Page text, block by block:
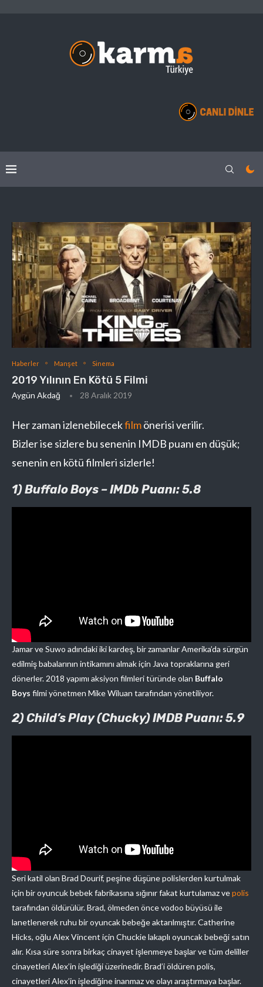
Haberler Manşet Sinema
2019 Yılının En Kötü 5 Filmi
Aygün Akdağ 28 Aralık 2019
Her zaman izlenebilecekfilmönerisi verilir.
Bizler ise sizlere bu senenin IMDB puanı en düşük;
senenin en kötü filmleri sizlerle!
1) Buffalo Boys – IMDb Puanı: 5.8
Jamar ve Suwo adındaki iki kardeş, bir zamanlar Amerika’da sürgün
edilmiş babalarının intikamını almak için Java topraklarına geri
dönerler. 2018 yapımı aksiyon filmleri türünde olan Buffalo
Boys filmi yönetmen Mike Wiluan tarafından yönetiliyor.
2) Child’s Play (Chucky) IMDB Puanı: 5.9
Seri katil olan Brad Dourif, peşine düşüne polislerden kurtulmak
için bir oyuncuk bebek fabrikasına sığınır fakat kurtulamaz vepolis
tarafından öldürülür. Brad, ölmeden önce vodoo büyüsü ile
lanetlenerek ruhu bir oyuncak bebeğe aktarılmıştır. Catherine
Hicks, oğlu Alex Vincent için Chuckie lakaplı oyuncak bebeği satın
alır. Kısa süre sonra birkaç cinayet işlenmeye başlar ve tüm deliller
cinayetleri Alex’in işlediği üzerinedir. Brad’i öldüren polis,
cinayetleri Alex’in işlediğine inanmaz ve olayı araştırmaya başlar.